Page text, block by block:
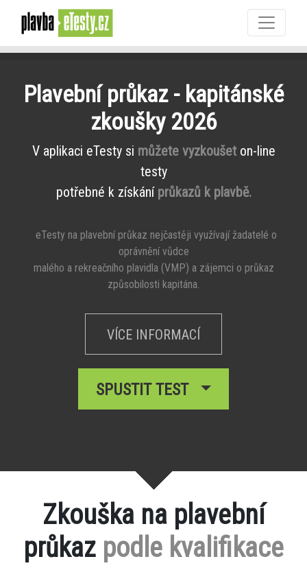
Plavební průkaz - kapitánské
zkoušky 2026
V aplikaci eTesty si můžete vyzkoušeton-line
testy
potřebné k získání průkazů k plavbě.
eTesty na plavební průkaz nejčastěji využívají žadatelé o
oprávnění vůdce
malého a rekreačního plavidla (VMP) a zájemci o průkaz
způsobilosti kapitána.
VÍCE INFORMACÍ
SPUSTIT TEST
Zkouška na plavební
průkaz podle kvalifikace